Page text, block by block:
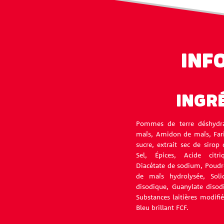
Pommes de terre
maïs, Amidon de maïs,
sucre, extrait sec de
Sel, Épices, Acide
Diacétate de sodium,
de maïs hydrolysée,
disodique, Guanylate
Substances laitières
Bleu brillant FCF.